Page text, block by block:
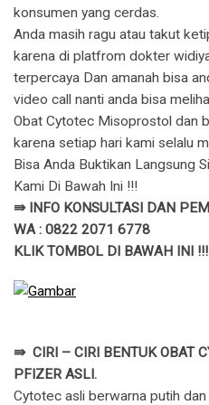
konsumen yang cerdas.
Anda masih ragu atau takut
karena di platfrom dokter
terpercaya Dan amanah bisa
video call nanti anda bisa
Obat Cytotec Misoprostol dan
karena setiap hari kami selalu
Bisa Anda Buktikan Langsung
Kami Di Bawah Ini !!!
⇛ INFO KONSULTASI DAN
WA : 0822 2071 6778
KLIK TOMBOL DI BAWAH INI !!!
⇛ CIRI – CIRI BENTUK OBAT
PFIZER ASLI.
Cytotec asli berwarna putih